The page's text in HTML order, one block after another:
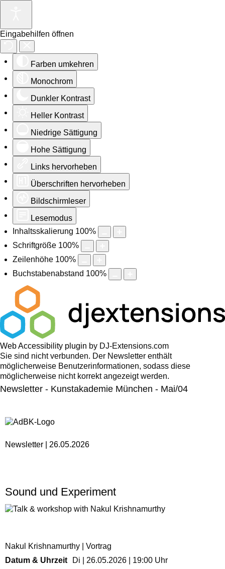
Eingabehilfen öffnen
Farben umkehren
Monochrom
Dunkler Kontrast
Heller Kontrast
Niedrige Sättigung
Hohe Sättigung
Links hervorheben
Überschriften hervorheben
Bildschirmleser
Lesemodus
Inhaltsskalierung 100%
Schriftgröße 100%
Zeilenhöhe 100%
Buchstabenabstand 100%
Web Accessibility plugin by DJ-Extensions.com
Sie sind nicht verbunden. Der Newsletter enthält
möglicherweise Benutzerinformationen, sodass diese
möglicherweise nicht korrekt angezeigt werden.
Newsletter - Kunstakademie München - Mai/04
Newsletter | ‍26.05.2026 ‍
Sound und Experiment
Nakul Krishnamurthy | Vortrag
Datum & Uhrzeit
Di | 26.05.2026 | 19:00 Uhr